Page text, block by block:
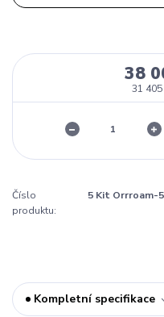
38
31
Číslo
produktu:
5 Kit Orrroam-5
Kompletní specifikace